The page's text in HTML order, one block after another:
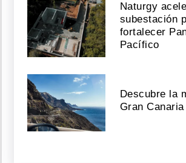
Naturgy
subestación
fortalecer
Pacífico
Descubre la
Gran Canaria